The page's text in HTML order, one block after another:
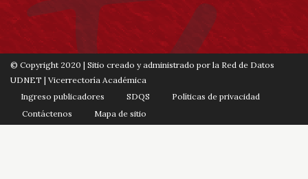
© Copyright 2020 | Sitio creado y administrado por la Red de Datos
UDNET | Vicerrectoría Académica
Ingreso publicadores
SDQS
Políticas de privacidad
Contáctenos
Mapa de sitio